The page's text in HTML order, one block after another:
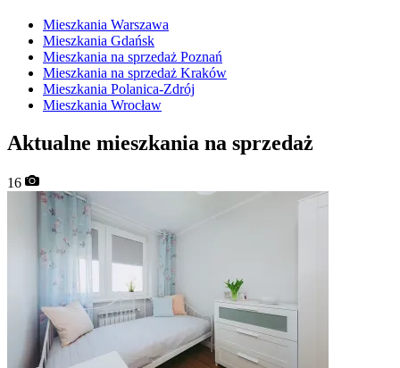
Mieszkania Warszawa
Mieszkania Gdańsk
Mieszkania na sprzedaż Poznań
Mieszkania na sprzedaż Kraków
Mieszkania Polanica-Zdrój
Mieszkania Wrocław
Aktualne mieszkania na sprzedaż
16